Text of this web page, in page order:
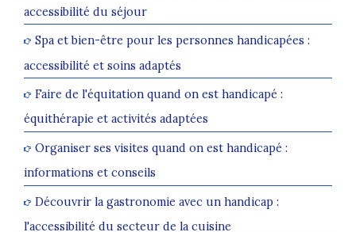
accessibilité du séjour
Spa et bien-être pour les personnes handicapées :
accessibilité et soins adaptés
Faire de l'équitation quand on est handicapé :
équithérapie et activités adaptées
Organiser ses visites quand on est handicapé :
informations et conseils
Découvrir la gastronomie avec un handicap :
l'accessibilité du secteur de la cuisine